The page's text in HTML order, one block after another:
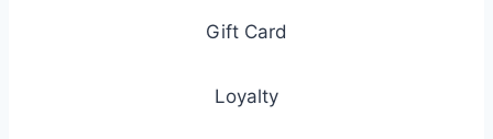
Gift Card
Loyalty